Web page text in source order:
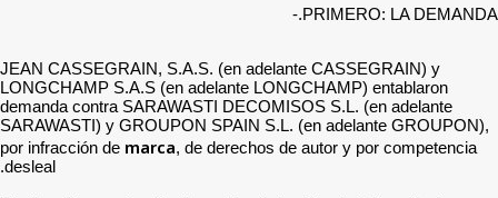
JEAN CASSEGRAIN,
LONGCHAMP S.A.S (en
demanda contra
SARAWASTI) y
por infracción demarca,